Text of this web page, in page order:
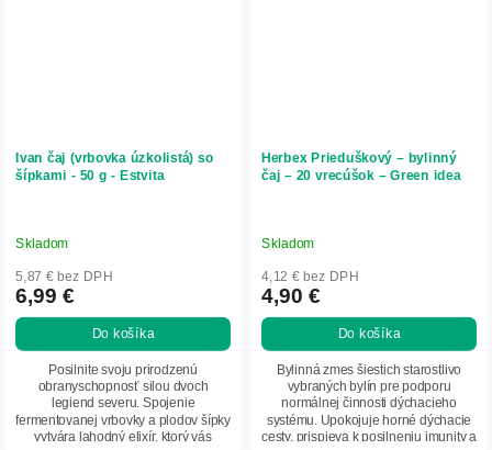
Ivan čaj (vrbovka úzkolistá) so
šípkami - 50 g - Estvita
Skladom
5,87 € bez DPH
6,99 €
Do košíka
Posilnite svoju prirodzenú
obranyschopnosť silou dvoch
legiend severu. Spojenie
fermentovanej vrbovky a plodov šípky
vytvára lahodný elixír, ktorý vás
Herbex Prieduškový – bylinný
čaj – 20 vrecúšok – Green idea
Skladom
4,12 € bez DPH
4,90 €
Do košíka
Bylinná zmes šiestich starostlivo
vybraných bylín pre podporu
normálnej činnosti dýchacieho
systému. Upokojuje horné dýchacie
cesty, prispieva k posilneniu imunity a